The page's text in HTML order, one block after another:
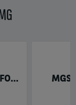
MG4 EV URBAN 43 KWH COMFORT